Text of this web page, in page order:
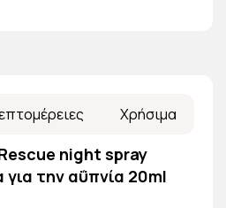
Χρήσιμα
Rescue night spray
την αΰπνία 20ml